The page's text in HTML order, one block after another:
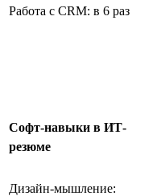
Работа с CRM: в 6 раз
Софт-навыки в ИТ-
резюме
Дизайн-мышление: